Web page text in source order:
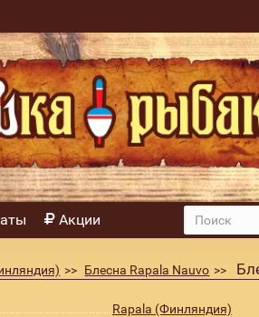
Акции
Блесна Rapala Nauvo
Rapala (Финляндия)